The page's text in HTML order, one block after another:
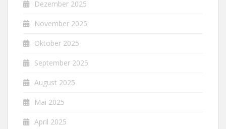
Dezember 2025
November 2025
Oktober 2025
September 2025
August 2025
Mai 2025
April 2025